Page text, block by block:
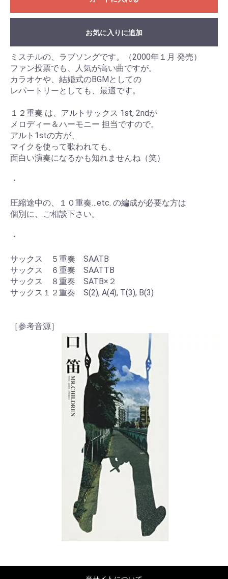
お気に入りに追加
ミスチルの、ラブソングです。（2000年１月 発売）
ファン投票でも、人気が高い曲ですが。
カラオケや、結婚式のBGMとしての
レパートリーとしても、最適です。
１２重奏 は、アルトサックス 1st, 2ndが
メロディー＆ハーモニー 担当ですので。
アルト1stの方が、
マイクを使って歌われても、
面白い演奏になるかも知れませんね（笑）
・
圧縮途中の、１０重奏…etc. の編成が必要な方は
個別に、ご相談下さい。
・
サックス ５重奏 SAATB
サックス ６重奏 SAATTB
サックス ８重奏 SATB×２
サックス１２重奏 S(2), A(4), T(3), B(3)
［参考音源］